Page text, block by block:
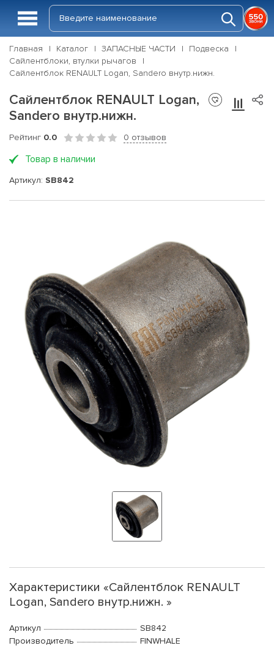
Главная Каталог ЗАПАСНЫЕ ЧАСТИ
Подвеска
Сайлентблоки, втулки рычагов
Сайлентблок RENAULT Logan, Sandero внутр.нижн.
Сайлентблок RENAULT Logan,
Sandero внутр.нижн.
Рейтинг 0.0 0 отзывов
Товар в наличии
Артикул: SB842
Характеристики «Сайлентблок RENAULT
Logan, Sandero внутр.нижн. »
Артикул
SB842
Производитель
FINWHALE